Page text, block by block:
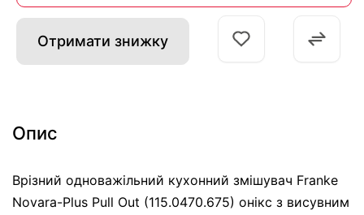
Отримати знижку
Опис
Врізний одноважільний кухонний змішувач Franke
Novara-Plus Pull Out (115.0470.675) онікс з висувним